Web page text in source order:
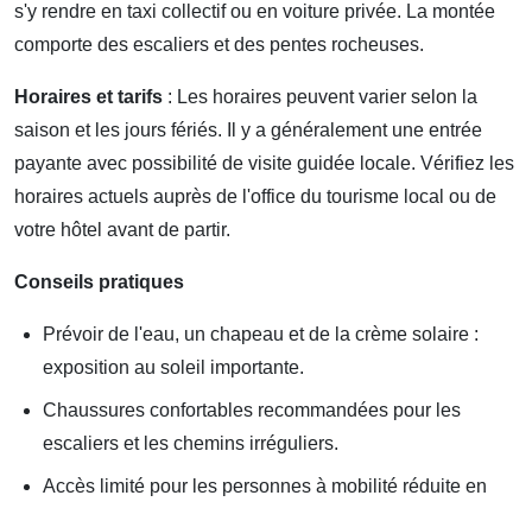
s'y rendre en taxi collectif ou en voiture privée. La montée
comporte des escaliers et des pentes rocheuses.
Horaires et tarifs : Les horaires peuvent varier selon la
saison et les jours fériés. Il y a généralement une entrée
payante avec possibilité de visite guidée locale. Vérifiez les
horaires actuels auprès de l'office du tourisme local ou de
votre hôtel avant de partir.
Conseils pratiques
Prévoir de l'eau, un chapeau et de la crème solaire :
exposition au soleil importante.
Chaussures confortables recommandées pour les
escaliers et les chemins irréguliers.
Accès limité pour les personnes à mobilité réduite en